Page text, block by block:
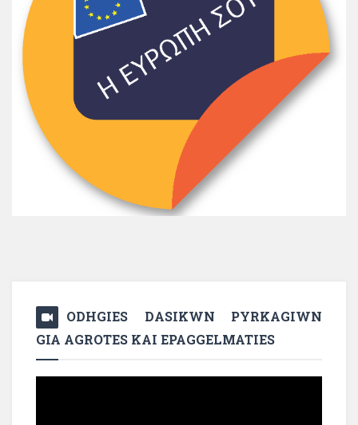
ODHGIES DASIKWN PYRKAGIWN
GIA AGROTES KAI EPAGGELMATIES